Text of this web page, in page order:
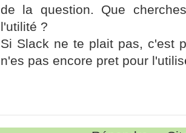
de la question. Que
l'utilité ?
Si Slack ne te plait pas, c'est
n'es pas encore pret pour